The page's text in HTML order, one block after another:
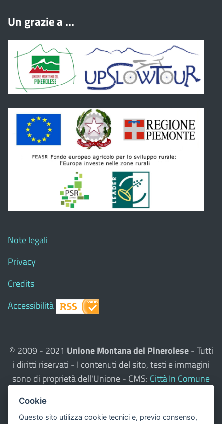
Un grazie a ...
Note legali
Privacy
Credits
Accessibilità
© 2009 - 2021 Unione Montana del Pinerolese- Tutti
i diritti riservati - I contenuti del sito, testi e immagini
sono di proprietà dell'Unione - CMS: Città In Comune
DISLESSIA,
Leggibilità.
Cookie
Questo sito utilizza cookie tecnici e, previo consenso,